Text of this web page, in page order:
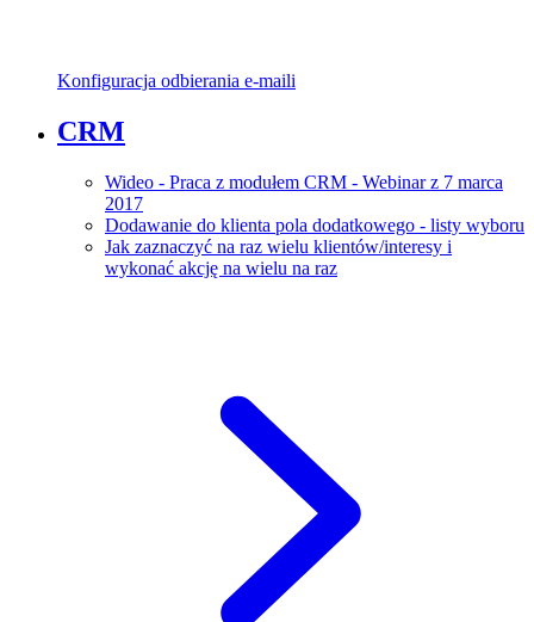
Konfiguracja odbierania e-maili
CRM
Wideo - Praca z modułem CRM - Webinar z 7 marca
2017
Dodawanie do klienta pola dodatkowego - listy wyboru
Jak zaznaczyć na raz wielu klientów/interesy i
wykonać akcję na wielu na raz